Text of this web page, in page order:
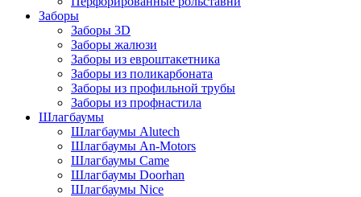
Заборы
Заборы 3D
Заборы жалюзи
Заборы из евроштакетника
Заборы из поликарбоната
Заборы из профильной трубы
Заборы из профнастила
Шлагбаумы
Шлагбаумы Alutech
Шлагбаумы An-Motors
Шлагбаумы Came
Шлагбаумы Doorhan
Шлагбаумы Nice